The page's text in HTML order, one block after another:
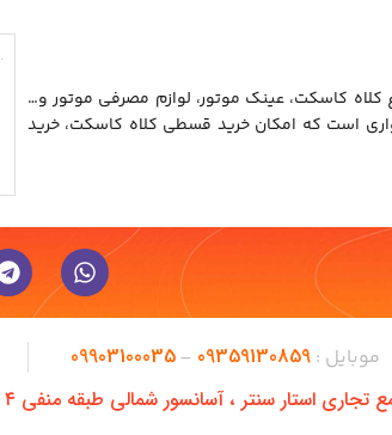
کاسکت، عینک موتور، لوازم مصرفی موتور و…
است که امکان خرید قسطی کلاه کاسکت، خرید
موبایل : 09359130859
–
09903100035
تجاری استار سنتر ، آسانسور شمالی طبقه منفی ۴